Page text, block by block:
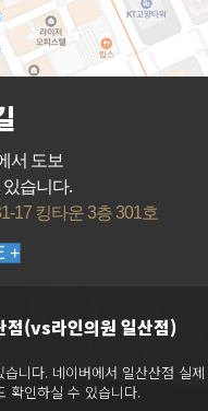
서 도보
습니다.
17 킹타운 3층 301호
+
점(vs라인의원 일산점)
니다. 네이버에서 일산산점 실제
확인하실 수 있습니다.